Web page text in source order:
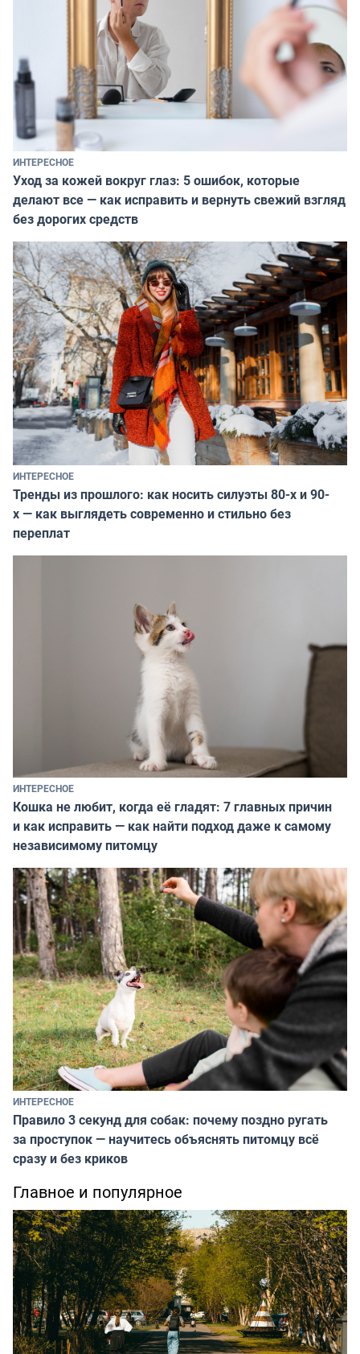
ИНТЕРЕСНОЕ
Уход за кожей вокруг глаз: 5 ошибок, которые
делают все — как исправить и вернуть свежий взгляд
без дорогих средств
ИНТЕРЕСНОЕ
Тренды из прошлого: как носить силуэты 80-х и 90-
х — как выглядеть современно и стильно без
переплат
ИНТЕРЕСНОЕ
Кошка не любит, когда её гладят: 7 главных причин
и как исправить — как найти подход даже к самому
независимому питомцу
ИНТЕРЕСНОЕ
Правило 3 секунд для собак: почему поздно ругать
за проступок — научитесь объяснять питомцу всё
сразу и без криков
Главное и популярное